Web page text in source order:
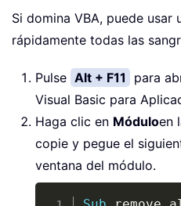
Si domina VBA, puede usar
rápidamente todas las
Pulse Alt + F11
para
Visual Basic para
Haga clic en Móduloen
copie y pegue el
ventana del módulo.